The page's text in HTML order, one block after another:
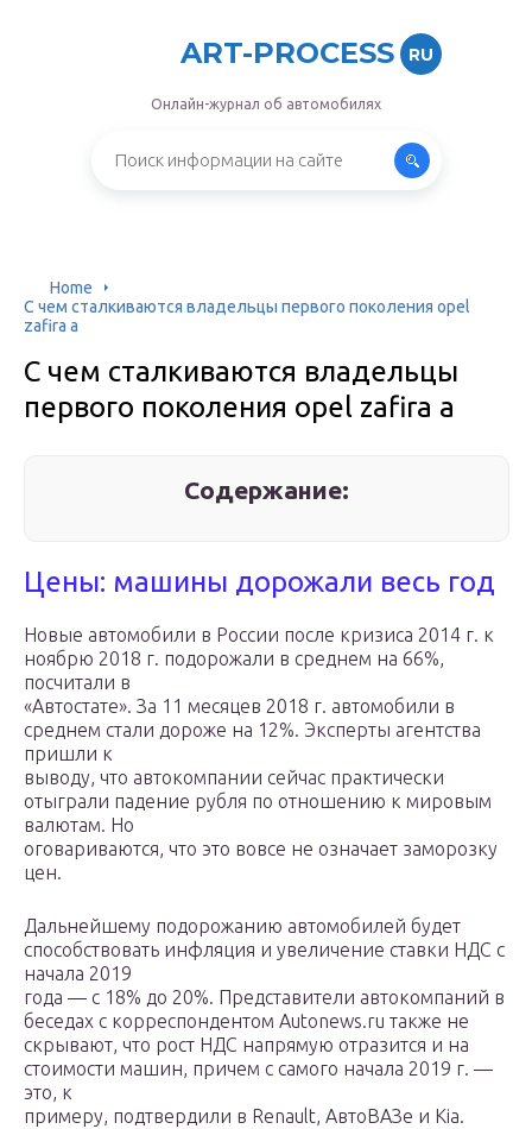
ART-PROCESS RU
Онлайн-журнал об автомобилях
Home
С чем сталкиваются владельцы первого поколения opel
zafira a
С чем сталкиваются владельцы
первого поколения opel zafira a
Содержание:
Цены: машины дорожали весь год
Новые автомобили в России после кризиса 2014 г. к
ноябрю 2018 г. подорожали в среднем на 66%,
посчитали в
«Автостате». За 11 месяцев 2018 г. автомобили в
среднем стали дороже на 12%. Эксперты агентства
пришли к
выводу, что автокомпании сейчас практически
отыграли падение рубля по отношению к мировым
валютам. Но
оговариваются, что это вовсе не означает заморозку
цен.
Дальнейшему подорожанию автомобилей будет
способствовать инфляция и увеличение ставки НДС с
начала 2019
года — с 18% до 20%. Представители автокомпаний в
беседах с корреспондентом Autonews.ru также не
скрывают, что рост НДС напрямую отразится и на
стоимости машин, причем с самого начала 2019 г. —
это, к
примеру, подтвердили в Renault, АвтоВАЗе и Kia.